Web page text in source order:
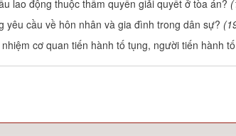
lao động thuộc thẩm quyền giải quyết ở tòa án?
yêu cầu về hôn nhân và gia đình trong dân sự?
cơ quan tiến hành tố tụng, người tiến hành